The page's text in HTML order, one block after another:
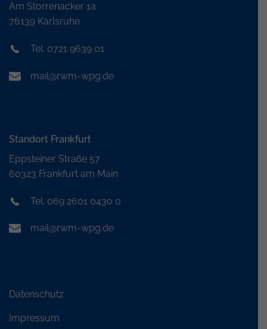
Am Storrenacker 1a
76139 Karlsruhe
Tel. 0721 9639 01
mail@rwm-wpg.de
Standort Frankfurt
Eppsteiner Straße 57
60323 Frankfurt am Main
Tel. 069 2601 0430 0
mail@rwm-wpg.de
Datenschutz
Impressum